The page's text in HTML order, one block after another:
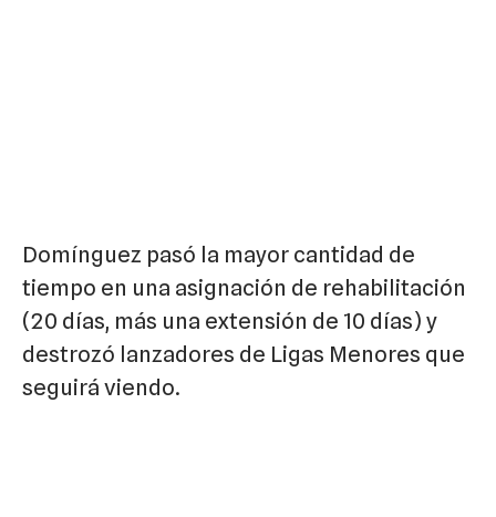
Domínguez pasó la mayor cantidad de
tiempo en una asignación de rehabilitación
(20 días, más una extensión de 10 días) y
destrozó lanzadores de Ligas Menores que
seguirá viendo.